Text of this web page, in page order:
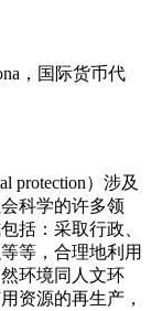
，国际货币代
protection）涉及
科学的许多领
括：采取行政、
等，合理地利用
环境同人文环
资源的再生产，